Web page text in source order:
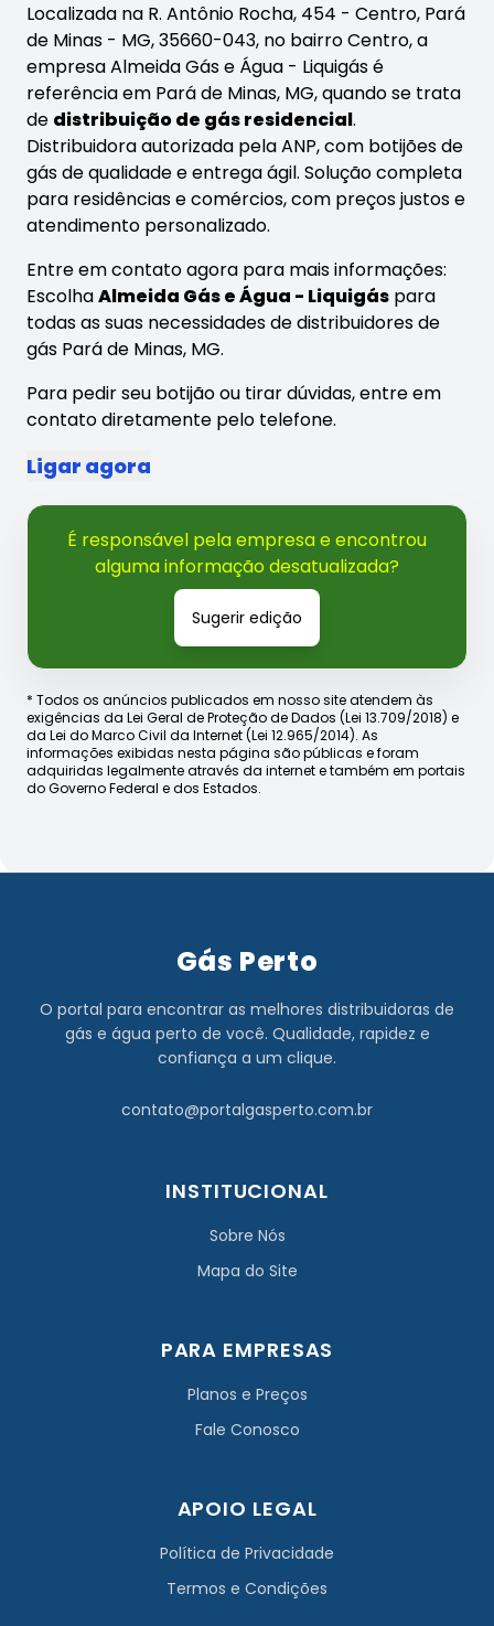
Localizada na R. Antônio Rocha, 454 - Centro, Pará
de Minas - MG, 35660-043, no bairro Centro, a
empresa Almeida Gás e Água - Liquigás é
referência em Pará de Minas, MG, quando se trata
de distribuição de gás residencial.
Distribuidora autorizada pela ANP, com botijões de
gás de qualidade e entrega ágil. Solução completa
para residências e comércios, com preços justos e
atendimento personalizado.
Entre em contato agora para mais informações:
EscolhaAlmeida Gás e Água - Liquigás para
todas as suas necessidades de distribuidores de
gás Pará de Minas, MG.
Para pedir seu botijão ou tirar dúvidas, entre em
contato diretamente pelo telefone.
Ligar agora
É responsável pela empresa e encontrou
alguma informação desatualizada?
Sugerir edição
* Todos os anúncios publicados em nosso site atendem às
exigências da Lei Geral de Proteção de Dados (Lei 13.709/2018) e
da Lei do Marco Civil da Internet (Lei 12.965/2014). As
informações exibidas nesta página são públicas e foram
adquiridas legalmente através da internet e também em portais
do Governo Federal e dos Estados.
Gás Perto
O portal para encontrar as melhores distribuidoras de
gás e água perto de você. Qualidade, rapidez e
confiança a um clique.
contato@portalgasperto.com.br
INSTITUCIONAL
Sobre Nós
Mapa do Site
PARA EMPRESAS
Planos e Preços
Fale Conosco
APOIO LEGAL
Política de Privacidade
Termos e Condições